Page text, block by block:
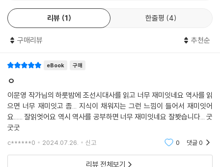
고종의 즉위는 조선의 마지막 기회였다. … 하지만 고종은 성장하는 민간
사회와 힘을 합할 줄 몰랐고, 그 결과 처절한 동학 농민 전쟁과 의병 전쟁도
---「제5장 왕조의 황혼」중에서
체계를 가졌고, 우리가 오늘날 편하게 사용하고 있는 한글을 만들어냈다.
왜란과 호란에 아무런 방비도 하지 않은 것도 아니다. 조선 조정은 전란을
대비해 유능한 장수들을 변경에 배치하고 산성을 수리했다. 물론 국왕이
백성들을 적의 수중에 남겨두고 도망쳤던 것은 명백한 과오다. 이렇게 이
균형 잡힌 시각으로 조선사를 바라본다.
우리가 익히 알던 역사에
의문을 제기하다
역사는 완성되고 불변하는 진실이 아니라, 끊임없이 수정되며 새로워지는
것이다. 그래서 이 책은 우리가 익히 알던 역사에 의문을 제기한다. 조선은
정말 신하들에게 휘둘리는 나라였을까? 폐비 윤씨는 정말 질투심이 심해
리뷰 1 한줄평 4
구매리뷰 추천순
eBook 구매
ㅇ
이문영 작가님의 하룻밤에 조선시대사를 읽고 너무 재미잇네요 역사를 읽
으면 너무 재미잇고 좀... 지식이 채워지는 그런 느낌이 들어서 재미잇어
요...... 잘읽엇어요 역시 역사를 공부하면 너무 재미잇네요 잘봣습니다... 굿
굿굿
c******0 2024.07.26. 신고 0 댓글0
리뷰 전체보기